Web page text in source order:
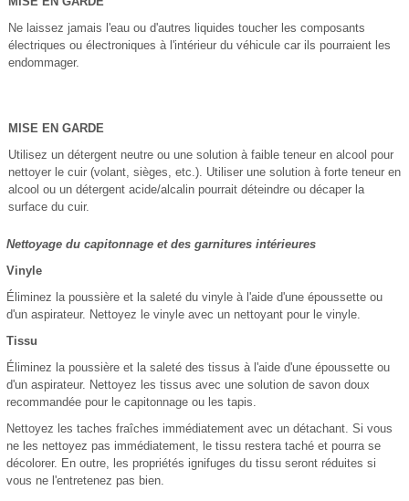
Ne laissez jamais l'eau ou d'autres liquides toucher les composants
électriques ou électroniques à l'intérieur du véhicule car ils pourraient les
endommager.
MISE EN GARDE
Utilisez un détergent neutre ou une solution à faible teneur en alcool pour
nettoyer le cuir (volant, sièges, etc.). Utiliser une solution à forte teneur en
alcool ou un détergent acide/alcalin pourrait déteindre ou décaper la
surface du cuir.
Nettoyage du capitonnage et des garnitures intérieures
Vinyle
Éliminez la poussière et la saleté du vinyle à l'aide d'une époussette ou
d'un aspirateur. Nettoyez le vinyle avec un nettoyant pour le vinyle.
Tissu
Éliminez la poussière et la saleté des tissus à l'aide d'une époussette ou
d'un aspirateur. Nettoyez les tissus avec une solution de savon doux
recommandée pour le capitonnage ou les tapis.
Nettoyez les taches fraîches immédiatement avec un détachant. Si vous
ne les nettoyez pas immédiatement, le tissu restera taché et pourra se
décolorer. En outre, les propriétés ignifuges du tissu seront réduites si
vous ne l'entretenez pas bien.